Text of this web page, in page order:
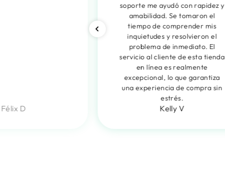
Félix D
soporte me ayudó con rapidez y
amabilidad. Se tomaron el
tiempo de comprender mis
inquietudes y resolvieron el
problema de inmediato. El
servicio al cliente de esta tienda
en línea es realmente
excepcional, lo que garantiza
una experiencia de compra sin
estrés.
Kelly V